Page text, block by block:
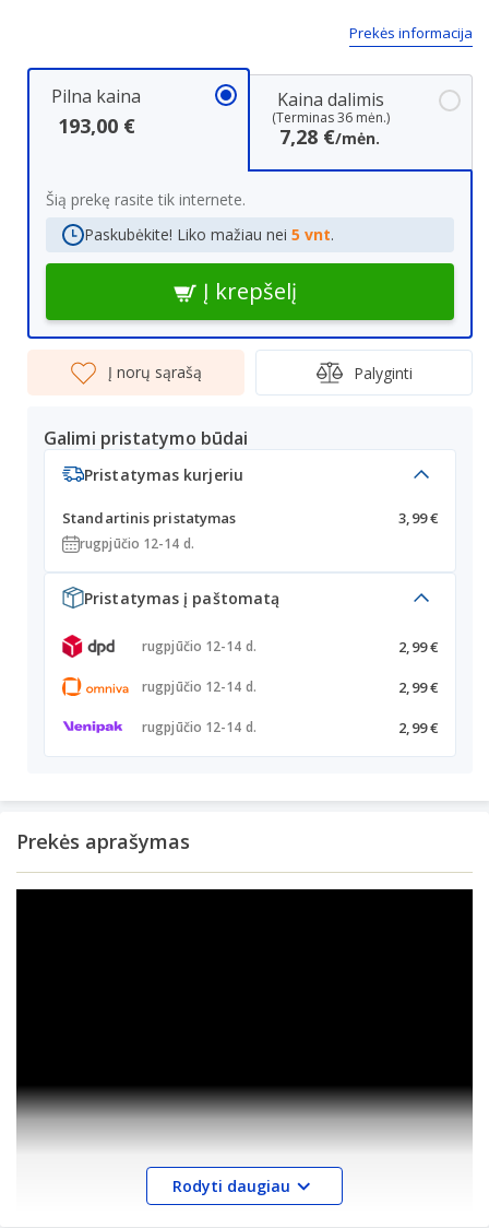
Prekės informacija
Pilna kaina
193,00 €
Kaina dalimis
(Terminas 36 mėn.)
7,28 €/mėn.
Šią prekę rasite tik internete.
Paskubėkite! Liko mažiau nei 5 vnt.
Į krepšelį
Į norų sąrašą Palyginti
Galimi pristatymo būdai
Pristatymas kurjeriu
Standartinis pristatymas 3,99 €
rugpjūčio 12-14 d.
Pristatymas į paštomatą
rugpjūčio 12-14 d. 2,99 €
rugpjūčio 12-14 d. 2,99 €
rugpjūčio 12-14 d. 2,99 €
Prekės aprašymas
Rodyti daugiau